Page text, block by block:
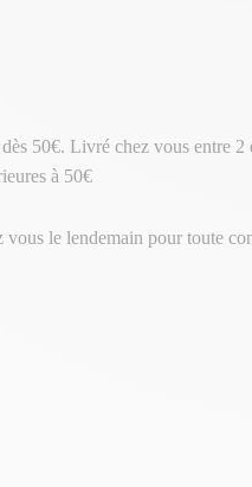
50€. Livré chez vous entre
à 50€
le lendemain pour toute